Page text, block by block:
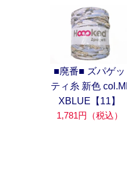
■廃番■ ズパゲッ
ティ糸 新色 col.MI
XBLUE【11】
1,781円（税込）